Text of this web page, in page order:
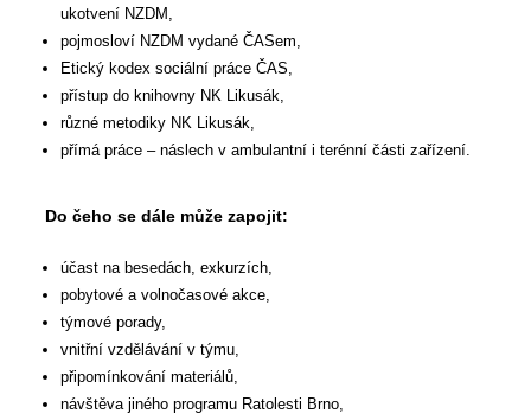
ukotvení NZDM,
pojmosloví NZDM vydané ČASem,
Etický kodex sociální práce ČAS,
přístup do knihovny NK Likusák,
různé metodiky NK Likusák,
přímá práce – náslech v ambulantní i terénní části zařízení.
Do čeho se dále může zapojit:
účast na besedách, exkurzích,
pobytové a volnočasové akce,
týmové porady,
vnitřní vzdělávání v týmu,
připomínkování materiálů,
návštěva jiného programu Ratolesti Brno,